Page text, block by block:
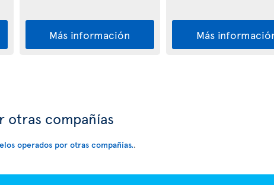
Más información Más
otras compañías
operados por otras compañías..